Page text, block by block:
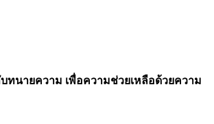
นายความ เพื่อความช่วยเหลือด้วยความ